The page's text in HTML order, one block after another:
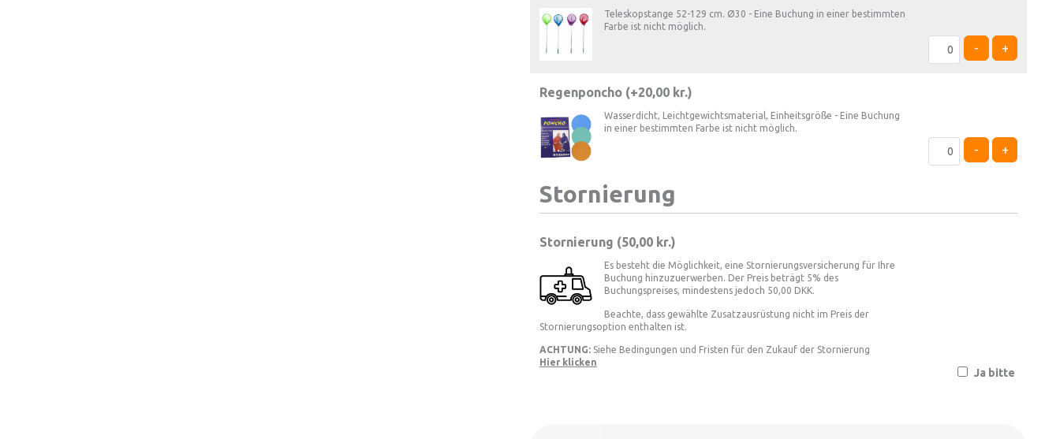
Teleskopstange 52-129 cm. Ø30 - Eine Buchung in einer bestimmten
Farbe ist nicht möglich.
- +
Regenponcho (+20,00 kr.)
Wasserdicht, Leichtgewichtsmaterial, Einheitsgröße - Eine Buchung
in einer bestimmten Farbe ist nicht möglich.
- +
Stornierung
Stornierung (50,00 kr.)
Es besteht die Möglichkeit, eine Stornierungsversicherung für Ihre
Buchung hinzuzuerwerben. Der Preis beträgt 5% des
Buchungspreises, mindestens jedoch 50,00 DKK.
Beachte, dass gewählte Zusatzausrüstung nicht im Preis der
Stornierungsoption enthalten ist.
ACHTUNG: Siehe Bedingungen und Fristen für den Zukauf der Stornierung
Hier klicken
Ja bitte